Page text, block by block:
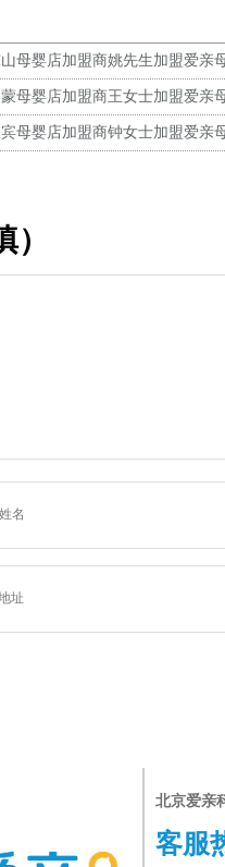
母婴店加盟商姚先生加盟爱亲
！
母婴店加盟商王女士加盟爱亲
！
母婴店加盟商钟女士加盟爱亲
北京爱亲
客服